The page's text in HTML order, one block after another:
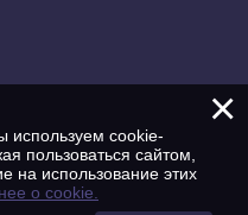
×
используем cookie-
пользоваться сайтом,
на использование этих
о cookie.